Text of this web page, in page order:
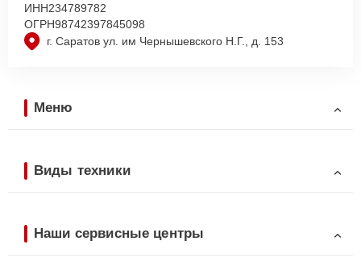
г. Саратов ул. им Чернышевского Н.Г., д. 153
ИНН234789782
ОГРН98742397845098
Меню
Виды техники
Наши сервисные центры